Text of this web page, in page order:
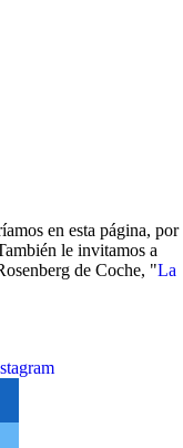
en esta página, por
le invitamos a
de Coche, "La